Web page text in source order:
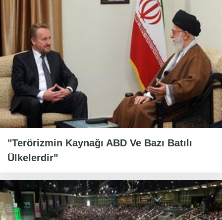
"Terörizmin Kaynağı ABD Ve Bazı Batılı
Ülkelerdir"